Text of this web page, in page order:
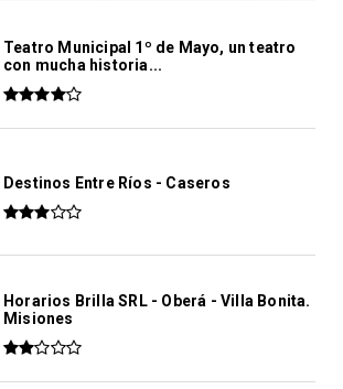
Teatro Municipal 1º de Mayo, un teatro
con mucha historia...
Destinos Entre Ríos - Caseros
Horarios Brilla SRL - Oberá - Villa Bonita.
Misiones